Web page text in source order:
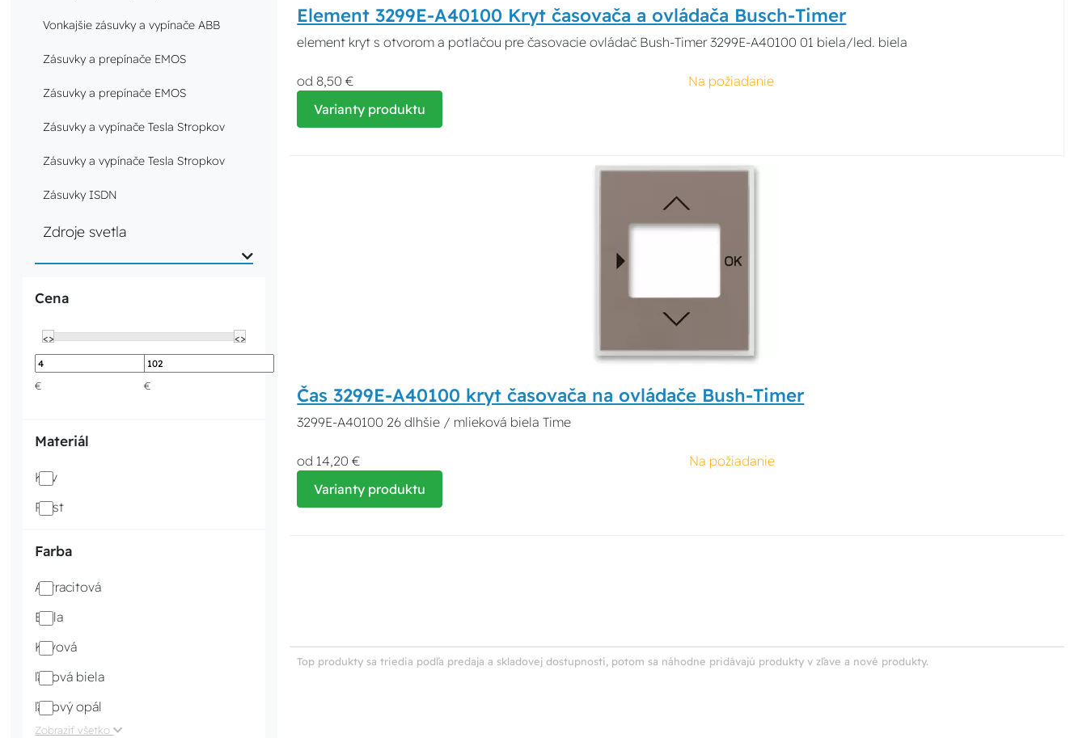
Vonkajšie zásuvky a vypínače ABB
Zásuvky a prepínače EMOS
Zásuvky a prepínače EMOS
Zásuvky a vypínače Tesla Stropkov
Zásuvky a vypínače Tesla Stropkov
Zásuvky ISDN
Zdroje svetla
Cena
<> <>
€ €
Materiál
Kov
Plast
Farba
Antracitová
Biela
Kávová
ľadová biela
ľadový opál
Zobraziť všetko
Element 3299E-A40100 Kryt časovača a ovládača Busch-Timer
element kryt s otvorom a potlačou pre časovacie ovládač Bush-Timer 3299E-A40100 01 biela/led. biela
od 8,50 €
Na požiadanie
Varianty produktu
Čas 3299E-A40100 kryt časovača na ovládače Bush-Timer
3299E-A40100 26 dlhšie / mlieková biela Time
od 14,20 €
Na požiadanie
Varianty produktu
Top produkty sa triedia podľa predaja a skladovej dostupnosti, potom sa náhodne pridávajú produkty v zľave a nové produkty.